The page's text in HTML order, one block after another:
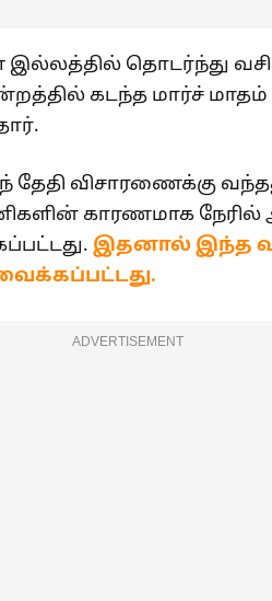
தொடர்ந்து
கடந்த மார்ச்
தேதி விசாரணைக்கு
காரணமாக நேரில்
இதனால் இந்த
ADVERTISEMENT